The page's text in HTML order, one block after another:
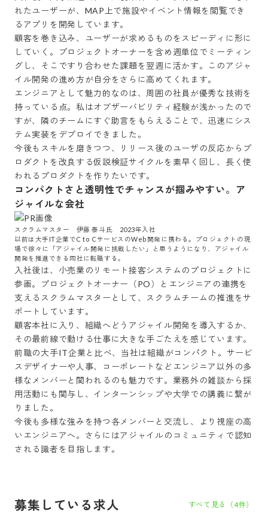
れたユーザーが、MAP上で施設やイベント情報を閲覧でき
るアプリを開発しています。
顧客を巻き込み、ユーザーが求めるものをスピーディに形に
していく。プロジェクトオーナーを含め週単位でミーティン
グし、そこですり合わせた課題を翌週に活かす。このアジャ
イル開発の進め方が自分をさらに高めてくれます。
エンジニアとして魅力的なのは、周囲の社員が優秀な技術を
持っている点。私はオブザーバビリティ経験が浅かったので
すが、隣のチームにすぐ助言をもらえることで、迅速にシス
テム実装をデプロイできました。
今後もスキルを磨きつつ、リリース後のユーザの反応からプ
ロダクトを改良する仮説検証サイクルを素早く回し、長く使
われるプロダクトを作りたいです。
コンパクトさと透明性でチャンスが掴みやすい。ア
ジャイルな会社
スクラムマスター　伊藤 泰斗氏　2023年入社
以前は大手IT企業でC to CサービスのWeb開発に携わる。プロジェクトの現
場で徐々に「アジャイル開発に挑戦したい」と思うようになり、アジャイル
開発を推進できる同社に転職する。
入社後は、小売業のリモート接客システムのプロジェクトに
参画。プロジェクトオーナー（PO）とエンジニアの連携を
支えるスクラムマスターとして、スクラムチームの推進をサ
ポートしています。
顧客本社に入り、組織へどうアジャイル開発を導入するか、
その最前線で動ける仕事に大きな手ごたえを感じています。
前職の大手IT企業と比べ、当社は組織がコンパクト。サービ
スデザイナーや人事、コーポレートなどエンジニア以外の多
様なメンバーと関われるのも魅力です。業務外の雑談から採
用活動にも関与し、インターンシップや大学での講義に繋が
りました。
今後も多様な強みを持つ各メンバーと交流し、より視座の高
いエンジニアへ。さらにはアジャイルのコミュニティで認知
される識者を目指します。
募集している求人 すべて見る（4件）